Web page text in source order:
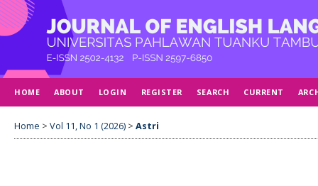
HOME ABOUT LOGIN REGISTER SEARCH CURRENT
Home > Vol 11, No 1 (2026) > Astri